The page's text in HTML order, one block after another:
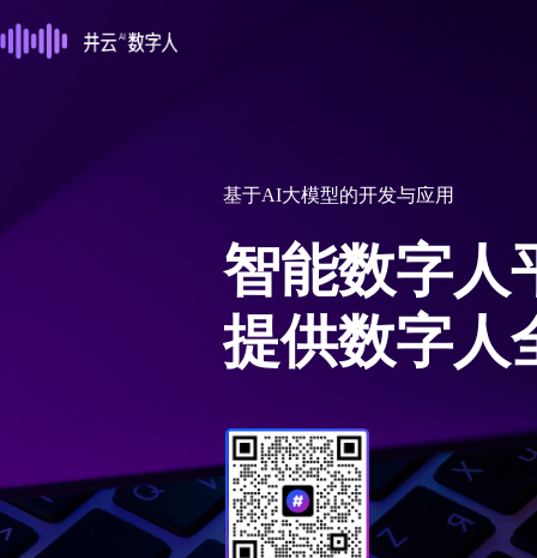
基于AI大模型的开发与应用
智能数字人
提供数字人